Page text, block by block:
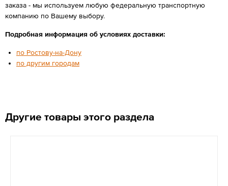
заказа - мы используем любую федеральную транспортную
компанию по Вашему выбору.
Подробная информация об условиях доставки:
по Ростову-на-Дону
по другим городам
Другие товары этого раздела